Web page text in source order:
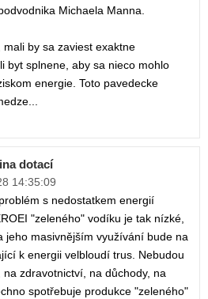
Michaela Manna.
by sa zaviest exaktne
byt splnene, aby sa nieco mohlo
energie. Toto pavedecke
dotací
14:35:09
s nedostatkem energií
"zeleného" vodíku je tak nízké,
jeho masivnějším využívání bude na
k energii velbloudí trus. Nebudou
zdravotnictví, na důchody, na
spotřebuje produkce "zeleného"